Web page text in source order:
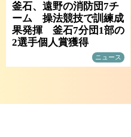
釜石、遠野の消防団7チ
ーム 操法競技で訓練成
果発揮 釜石7分団1部の
2選手個人賞獲得
ニュース